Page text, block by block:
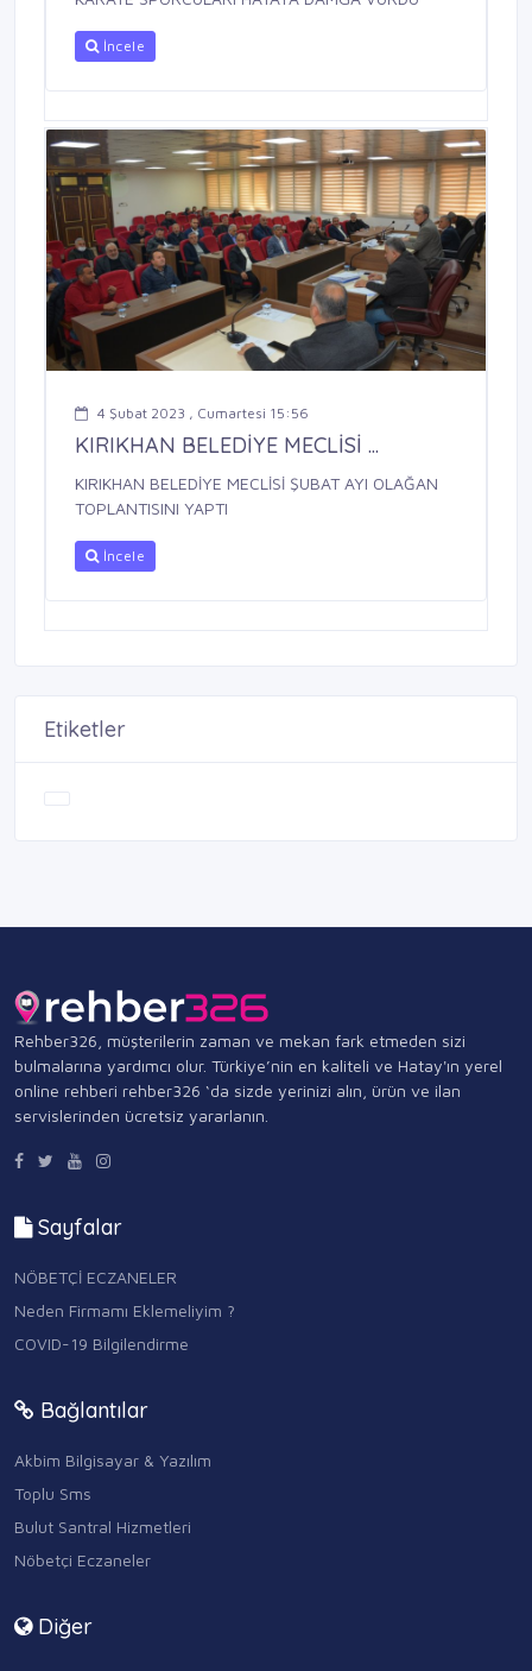
İncele
4 Şubat 2023 , Cumartesi 15:56
KIRIKHAN BELEDİYE MECLİSİ ...
KIRIKHAN BELEDİYE MECLİSİ ŞUBAT AYI OLAĞAN
TOPLANTISINI YAPTI
İncele
Etiketler
Rehber326, müşterilerin zaman ve mekan fark etmeden sizi
bulmalarına yardımcı olur. Türkiye’nin en kaliteli ve Hatay'ın yerel
online rehberi rehber326 ‘da sizde yerinizi alın, ürün ve ilan
servislerinden ücretsiz yararlanın.
Sayfalar
NÖBETÇİ ECZANELER
Neden Firmamı Eklemeliyim ?
COVID-19 Bilgilendirme
Bağlantılar
Akbim Bilgisayar & Yazılım
Toplu Sms
Bulut Santral Hizmetleri
Nöbetçi Eczaneler
Diğer